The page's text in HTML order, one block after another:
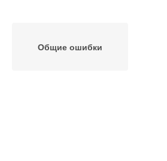
Общие ошибки